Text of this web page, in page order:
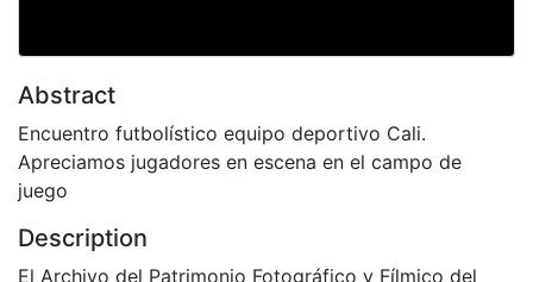
Abstract
Encuentro futbolístico equipo deportivo Cali.
Apreciamos jugadores en escena en el campo de
juego
Description
El Archivo del Patrimonio Fotográfico y Fílmico del